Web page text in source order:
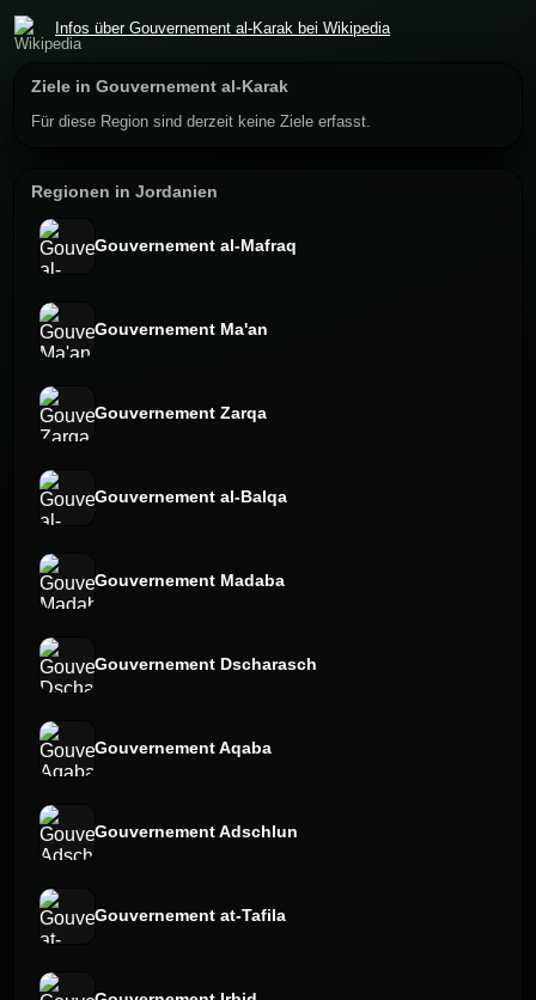
Infos über Gouvernement al-Karak bei Wikipedia
Ziele in Gouvernement al-Karak
Für diese Region sind derzeit keine Ziele erfasst.
Regionen in Jordanien
Gouvernement al-Mafraq
Gouvernement Ma'an
Gouvernement Zarqa
Gouvernement al-Balqa
Gouvernement Madaba
Gouvernement Dscharasch
Gouvernement Aqaba
Gouvernement Adschlun
Gouvernement at-Tafila